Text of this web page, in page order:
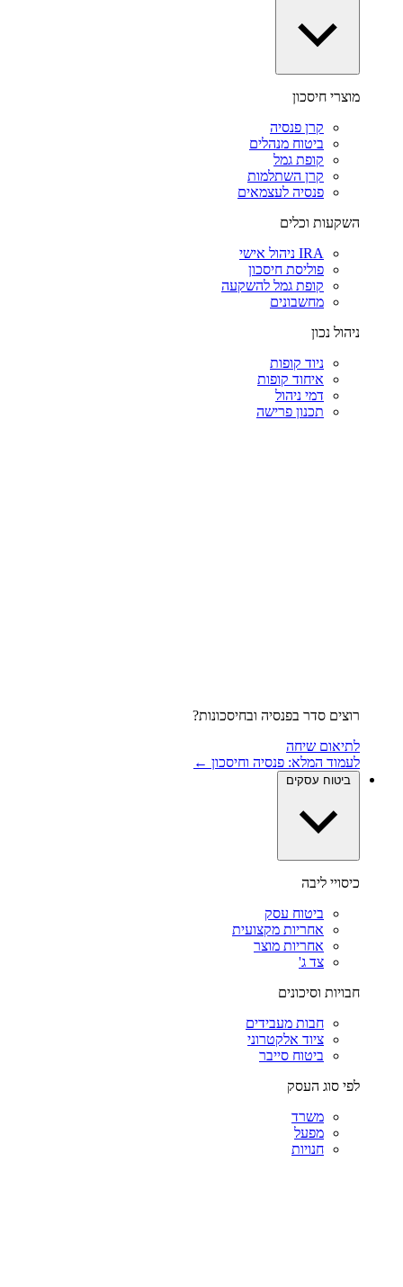
מוצרי חיסכון
קרן פנסיה
ביטוח מנהלים
קופת גמל
קרן השתלמות
פנסיה לעצמאים
השקעות וכלים
IRA ניהול אישי
פוליסת חיסכון
קופת גמל להשקעה
מחשבונים
ניהול נכון
ניוד קופות
איחוד קופות
דמי ניהול
תכנון פרישה
רוצים סדר בפנסיה ובחיסכונות?
לתיאום שיחה
לעמוד המלא: פנסיה וחיסכון ←
ביטוח עסקים
כיסויי ליבה
ביטוח עסק
אחריות מקצועית
אחריות מוצר
צד ג'
חבויות וסיכונים
חבות מעבידים
ציוד אלקטרוני
ביטוח סייבר
לפי סוג העסק
משרד
מפעל
חנויות